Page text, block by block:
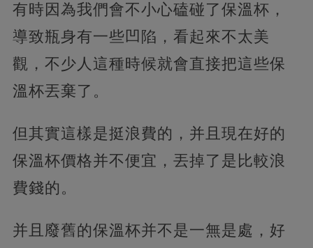
有時因為我們會不小心磕碰了保溫杯，
導致瓶身有一些凹陷，看起來不太美
觀，不少人這種時候就會直接把這些保
溫杯丟棄了。
但其實這樣是挺浪費的，并且現在好的
保溫杯價格并不便宜，丟掉了是比較浪
費錢的。
并且廢舊的保溫杯并不是一無是處，好